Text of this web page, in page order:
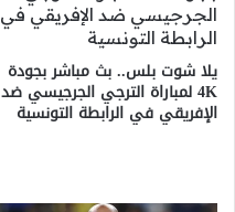
يلا شوت بلس.. بث مباشر بجودة
4K لمباراة الترجي الجرجيسي ضد
الإفريقي في الرابطة التونسية